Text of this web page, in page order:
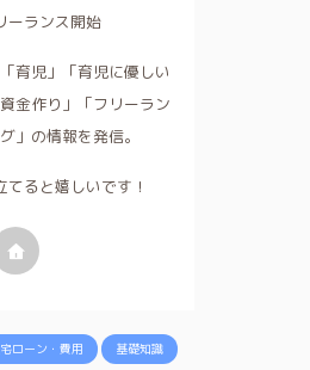
ーランス開始
育児」「育児に優しい
金作り」「フリーラン
」の情報を発信。
ると嬉しいです！
ローン・費用 基礎知識